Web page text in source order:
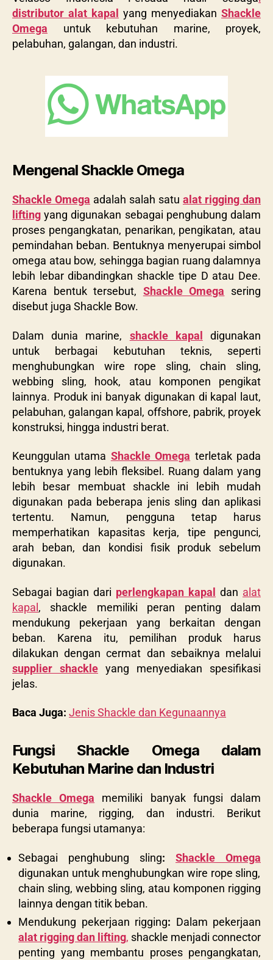
distributor alat kapal
yang menyediakan Shackle
Omega untuk kebutuhan marine, proyek,
pelabuhan, galangan, dan industri.
Mengenal Shackle Omega
Shackle Omega adalah salah satu alat rigging dan
lifting yang digunakan sebagai penghubung dalam
proses pengangkatan, penarikan, pengikatan, atau
pemindahan beban. Bentuknya menyerupai simbol
omega atau bow, sehingga bagian ruang dalamnya
lebih lebar dibandingkan shackle tipe D atau Dee.
Karena bentuk tersebut, Shackle Omega sering
disebut juga Shackle Bow.
Dalam dunia marine, shackle kapal digunakan
untuk berbagai kebutuhan teknis, seperti
menghubungkan wire rope sling, chain sling,
webbing sling, hook, atau komponen pengikat
lainnya. Produk ini banyak digunakan di kapal laut,
pelabuhan, galangan kapal, offshore, pabrik, proyek
konstruksi, hingga industri berat.
Keunggulan utama Shackle Omega terletak pada
bentuknya yang lebih fleksibel. Ruang dalam yang
lebih besar membuat shackle ini lebih mudah
digunakan pada beberapa jenis sling dan aplikasi
tertentu. Namun, pengguna tetap harus
memperhatikan kapasitas kerja, tipe pengunci,
arah beban, dan kondisi fisik produk sebelum
digunakan.
Sebagai bagian dari perlengkapan kapal dan alat
kapal, shackle memiliki peran penting dalam
mendukung pekerjaan yang berkaitan dengan
beban. Karena itu, pemilihan produk harus
dilakukan dengan cermat dan sebaiknya melalui
supplier shackle yang menyediakan spesifikasi
jelas.
Baca Juga: Jenis Shackle dan Kegunaannya
Fungsi Shackle Omega dalam
Kebutuhan Marine dan Industri
Shackle Omega memiliki banyak fungsi dalam
dunia marine, rigging, dan industri. Berikut
beberapa fungsi utamanya:
Sebagai penghubung sling:
Shackle Omega
digunakan untuk menghubungkan wire rope sling,
chain sling, webbing sling, atau komponen rigging
lainnya dengan titik beban.
Mendukung pekerjaan rigging: Dalam pekerjaan
alat rigging dan lifting, shackle menjadi connector
penting yang membantu proses pengangkatan,